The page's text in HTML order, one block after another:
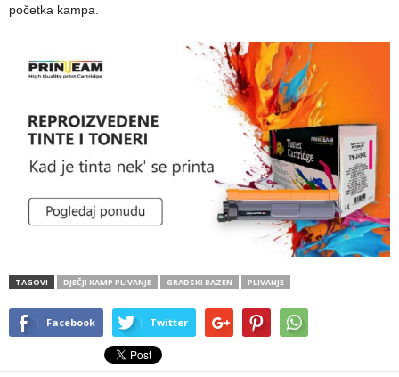
početka kampa.
TAGOVI DJEČJI KAMP PLIVANJE GRADSKI BAZEN PLIVANJE
Facebook Twitter